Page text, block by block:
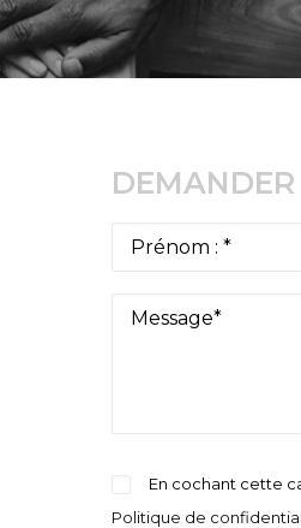
DEMANDER
En cochant cette
Politique de